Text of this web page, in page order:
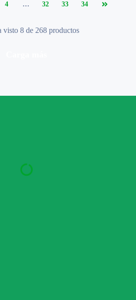
4 … 32 33 34
visto 8 de 268 productos